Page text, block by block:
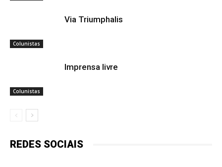
Colunistas
Via Triumphalis
Colunistas
Imprensa livre
REDES SOCIAIS